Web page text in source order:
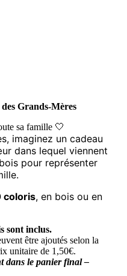
Grands-Mères
sa famille 🤍
imaginez un cadeau
dans lequel viennent
pour représenter
coloris, en bois ou en
sont inclus.
être ajoutés selon la
unitaire de 1,50€.
dans le panier final –